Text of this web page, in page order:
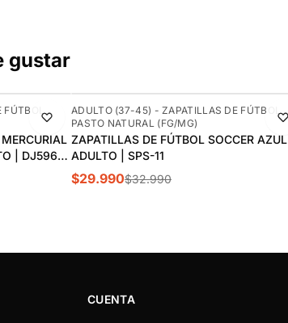
gustar
FÚTBOL
| DJ5963-
-9%
ADULTO (37-45) - ZAPATILLAS DE FÚTBOL
PASTO NATURAL (FG/MG)
ZAPATILLAS DE FÚTBOL SOCCER AZUL
ADULTO | SPS-11
$29.990$32.990
CUENTA